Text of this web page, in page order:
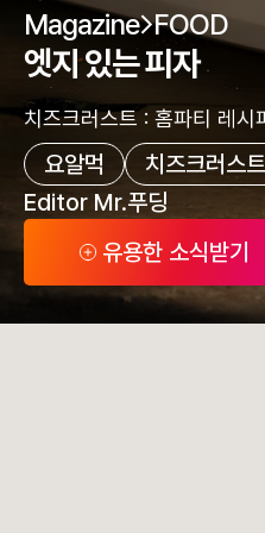
Magazine FOOD
엣지 있는 피자
치즈크러스트 : 홈파티 레시
요알먹 치즈크러스트
Editor Mr.푸딩
유용한 소식받기